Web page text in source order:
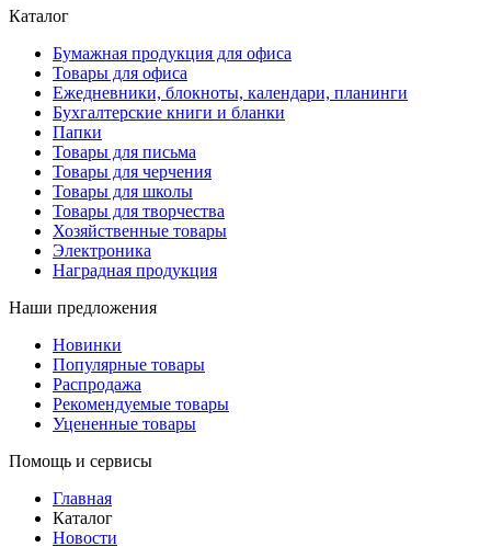
Каталог
Бумажная продукция для офиса
Товары для офиса
Ежедневники, блокноты, календари, планинги
Бухгалтерские книги и бланки
Папки
Товары для письма
Товары для черчения
Товары для школы
Товары для творчества
Хозяйственные товары
Электроника
Наградная продукция
Наши предложения
Новинки
Популярные товары
Распродажа
Рекомендуемые товары
Уцененные товары
Помощь и сервисы
Главная
Каталог
Новости